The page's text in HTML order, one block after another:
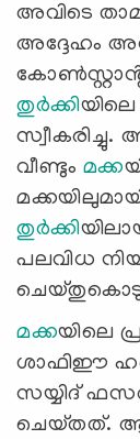
അവിടെ
അദ്ദേഹം
തുർക്കി
സ്വീകരിച്ചു.
വീണ്ടും മക്ക
തുർക്കി
പലവിധ
മക്കയിലെ
ശാഫിഈ
സയ്യിദ്
ചെയ്‌തത്. ആ